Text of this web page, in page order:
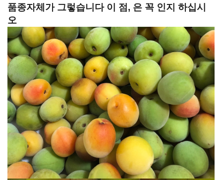
품종자체가 그렇습니다 이 점, 은 꼭 인지 하십시
오